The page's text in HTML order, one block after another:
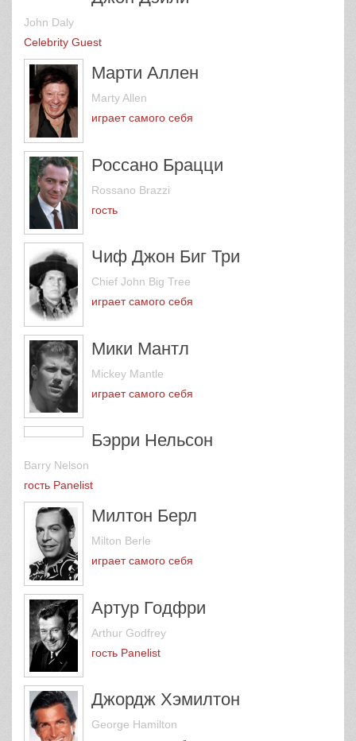
John Daly
Celebrity Guest
Марти Аллен
Marty Allen
Россано Брацци
Rossano Brazzi
Чиф Джон Биг Три
Chief John Big Tree
Мики Мантл
Mickey Mantle
Barry Nelson
гость Panelist
Милтон Берл
Milton Berle
Артур Годфри
Arthur Godfrey
Джордж Хэмилтон